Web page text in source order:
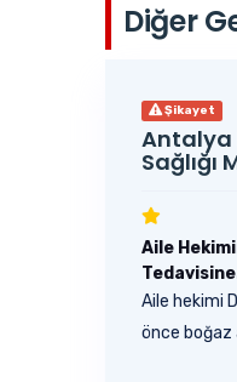
Diğer
Şikayet
Antalya
Sağlığı
Aile
Aile hekimi
önce boğaz